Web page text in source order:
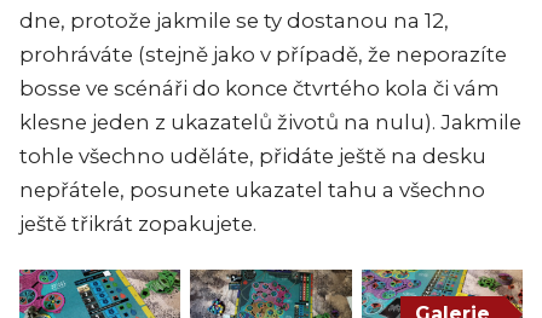
dne, protože jakmile se ty dostanou na 12,
prohráváte (stejně jako v případě, že neporazíte
bosse ve scénáři do konce čtvrtého kola či vám
klesne jeden z ukazatelů životů na nulu). Jakmile
tohle všechno uděláte, přidáte ještě na desku
nepřátele, posunete ukazatel tahu a všechno
ještě třikrát zopakujete.